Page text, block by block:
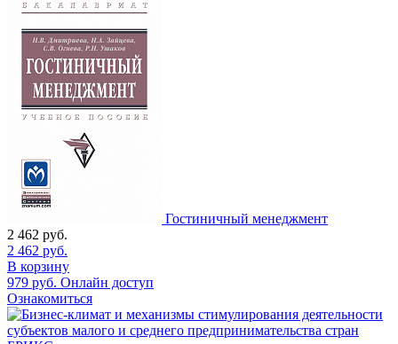
Гостиничный менеджмент
2 462 руб.
2 462 руб.
В корзину
979 руб. Онлайн доступ
Ознакомиться